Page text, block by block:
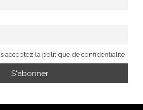
acceptez la politique de confidentialité